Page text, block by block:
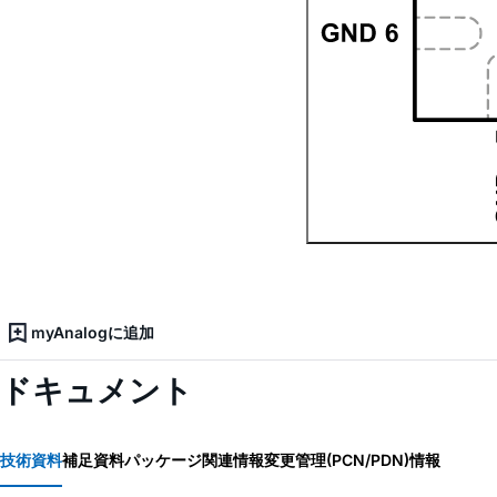
myAnalogに追加
ドキュメント
技術資料補足資料パッケージ関連情報変更管理(PCN/PDN)情報